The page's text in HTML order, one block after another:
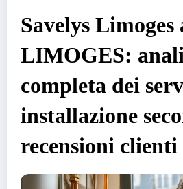
Savelys Limoges
LIMOGES:
completa dei
installazione
recensioni clienti